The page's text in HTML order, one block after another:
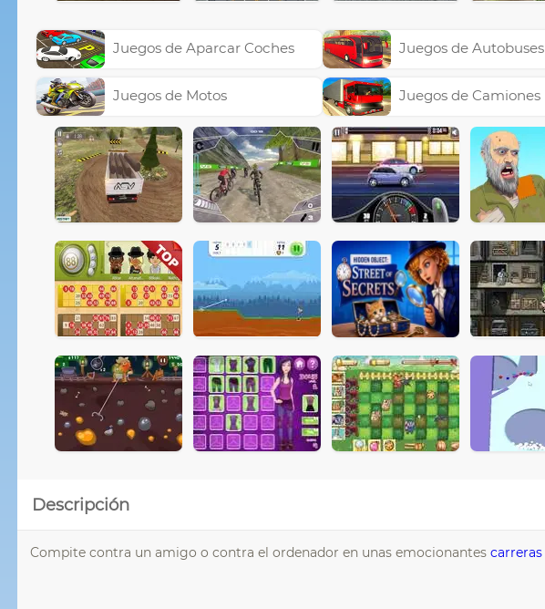
Juegos de Aparcar Coches
Juegos de Motos
Juegos de Autobuses
Juegos de Camiones
Descripción
Compite contra un amigo o contra el ordenador en unas emocionantes carreras